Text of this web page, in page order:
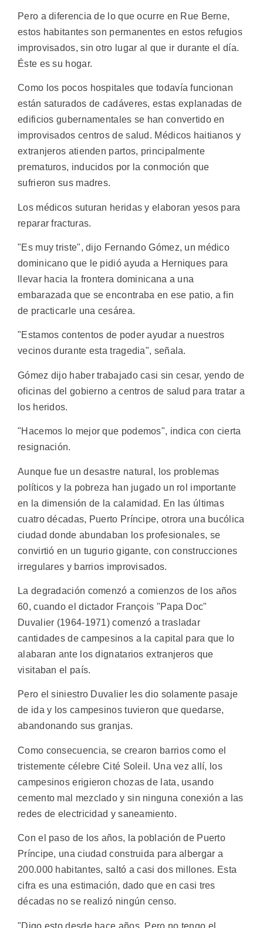
Pero a diferencia de lo que ocurre en Rue Berne,
estos habitantes son permanentes en estos refugios
improvisados, sin otro lugar al que ir durante el día.
Éste es su hogar.
Como los pocos hospitales que todavía funcionan
están saturados de cadáveres, estas explanadas de
edificios gubernamentales se han convertido en
improvisados centros de salud. Médicos haitianos y
extranjeros atienden partos, principalmente
prematuros, inducidos por la conmoción que
sufrieron sus madres.
Los médicos suturan heridas y elaboran yesos para
reparar fracturas.
"Es muy triste", dijo Fernando Gómez, un médico
dominicano que le pidió ayuda a Herniques para
llevar hacia la frontera dominicana a una
embarazada que se encontraba en ese patio, a fin
de practicarle una cesárea.
"Estamos contentos de poder ayudar a nuestros
vecinos durante esta tragedia", señala.
Gómez dijo haber trabajado casi sin cesar, yendo de
oficinas del gobierno a centros de salud para tratar a
los heridos.
"Hacemos lo mejor que podemos", indica con cierta
resignación.
Aunque fue un desastre natural, los problemas
políticos y la pobreza han jugado un rol importante
en la dimensión de la calamidad. En las últimas
cuatro décadas, Puerto Príncipe, otrora una bucólica
ciudad donde abundaban los profesionales, se
convirtió en un tugurio gigante, con construcciones
irregulares y barrios improvisados.
La degradación comenzó a comienzos de los años
60, cuando el dictador François "Papa Doc"
Duvalier (1964-1971) comenzó a trasladar
cantidades de campesinos a la capital para que lo
alabaran ante los dignatarios extranjeros que
visitaban el país.
Pero el siniestro Duvalier les dio solamente pasaje
de ida y los campesinos tuvieron que quedarse,
abandonando sus granjas.
Como consecuencia, se crearon barrios como el
tristemente célebre Cité Soleil. Una vez allí, los
campesinos erigieron chozas de lata, usando
cemento mal mezclado y sin ninguna conexión a las
redes de electricidad y saneamiento.
Con el paso de los años, la población de Puerto
Príncipe, una ciudad construida para albergar a
200.000 habitantes, saltó a casi dos millones. Esta
cifra es una estimación, dado que en casi tres
décadas no se realizó ningún censo.
"Digo esto desde hace años. Pero no tengo el